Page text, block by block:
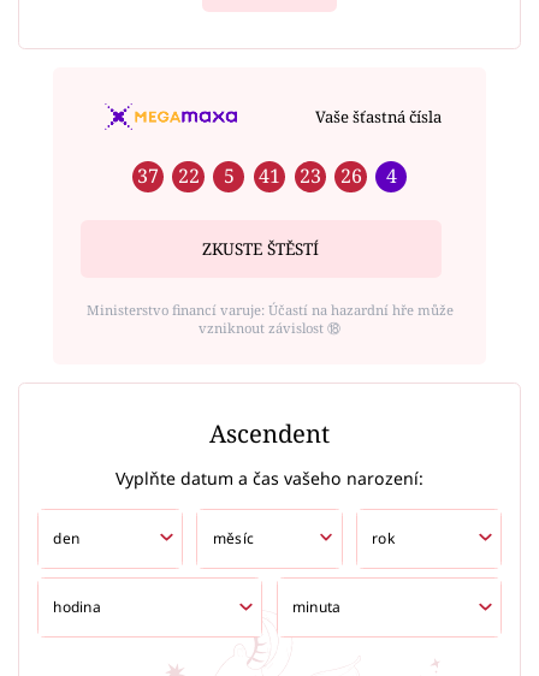
Vaše šťastná čísla
37 22 5 41 23 26 4
ZKUSTE ŠTĚSTÍ
Ministerstvo financí varuje: Účastí na hazardní hře může
vzniknout závislost ⑱
Ascendent
Vyplňte datum a čas vašeho narození: